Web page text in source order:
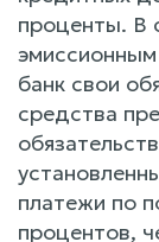
проценты. В
банк свои
средства
платежи по
процентов,